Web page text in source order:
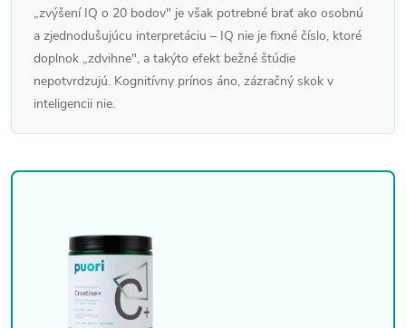
„zvýšení IQ o 20 bodov" je však potrebné brať ako osobnú
a zjednodušujúcu interpretáciu – IQ nie je fixné číslo, ktoré
doplnok „zdvihne", a takýto efekt bežné štúdie
nepotvrdzujú. Kognitívny prínos áno, zázračný skok v
inteligencii nie.